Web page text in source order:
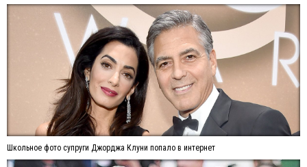
Школьное фото супруги Джорджа Клуни попало в интернет